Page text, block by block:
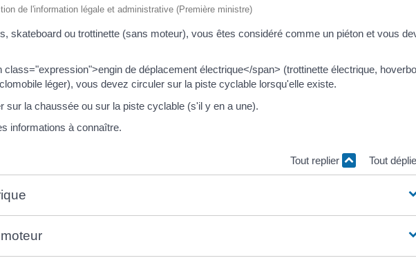
de l'information légale et administrative (Première ministre)
skateboard ou trottinette (sans moteur), vous êtes considéré comme un piéton et vous
class="expression">engin de déplacement électrique</span> (trottinette électrique,
léger), vous devez circuler sur la piste cyclable lorsqu'elle existe.
sur la chaussée ou sur la piste cyclable (s'il y en a une).
informations à connaître.
Tout replier Tout